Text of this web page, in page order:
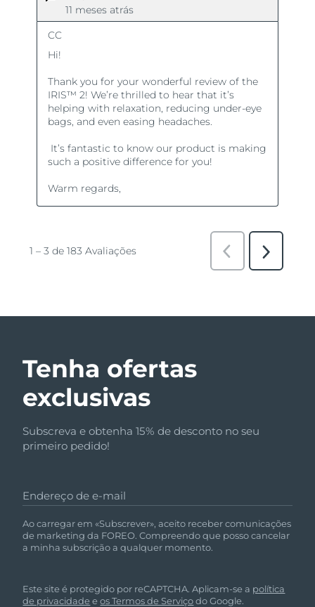
Tenha ofertas
exclusivas
Subscreva e obtenha 15% de desconto no seu
primeiro pedido!
Endereço de e-mail
Ao carregar em «Subscrever», aceito receber comunicações
de marketing da FOREO. Compreendo que posso cancelar
a minha subscrição a qualquer momento.
Este site é protegido por reCAPTCHA. Aplicam-se a política
de privacidade eos Termos de Serviçodo Google.